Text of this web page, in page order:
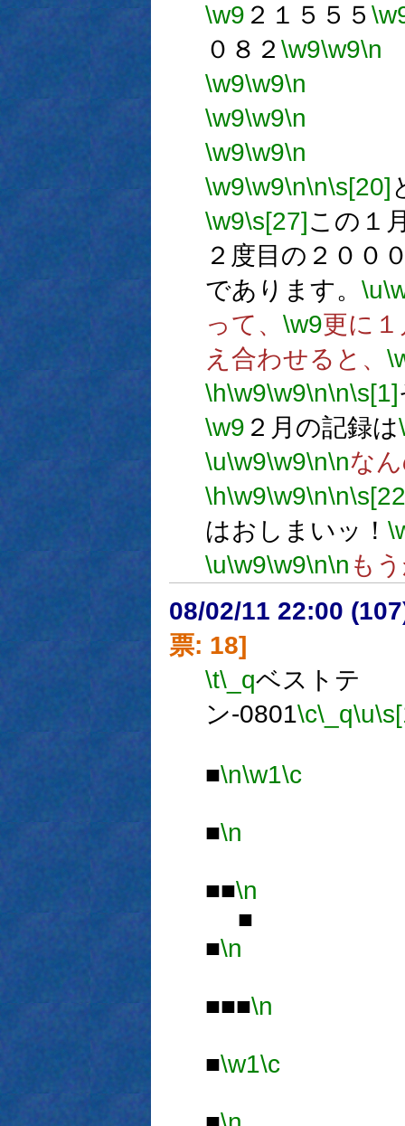
\w9 ２１５５５
０８２ \w9\w9\n
\w9\w9\n
\w9\w9\n
\w9\w9\n
\w9\w9\n\n\s[20]
\w9\s[27] この１
２度目の２００
であります。 \u
って、 \w9更に
え合わせると、
\h\w9\w9\n\n\s[1]
\w9 ２月の記録は
\u\w9\w9\n\nな
\h\w9\w9\n\n
はおしまいッ！
\u\w9\w9\n\n も
08/02/11 22:00
票: 18]
\t\_qベストテ
ン-0801\c\_q\u
■\n\w1\c
■\n
■■\n
■
■\n
■■■\n
■\w1\c